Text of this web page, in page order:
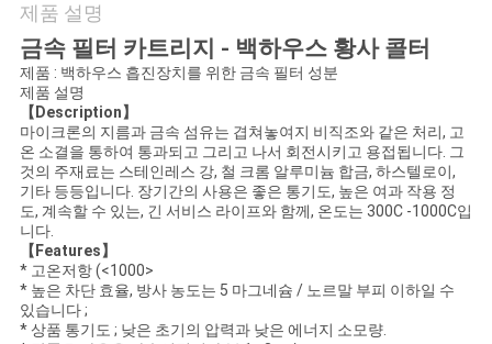
리
연
락
주
세
요
제품 설명
금속 필터 카트리지 - 백하우스 황사 콜터
제품 : 백하우스 흡진장치를 위한 금속 필터 성분
제품 설명
【Description】
마이크론의 지름과 금속 섬유는 겹쳐놓여지 비직조와 같은 처리, 고
온 소결을 통하여 통과되고 그리고 나서 회전시키고 용접됩니다. 그
것의 주재료는 스테인레스 강, 철 크롬 알루미늄 합금, 하스텔로이,
기타 등등입니다. 장기간의 사용은 좋은 통기도, 높은 여과 작용 정
도, 계속할 수 있는, 긴 서비스 라이프와 함께, 온도는 300C -1000C입
니다.
【Features】
* 고온저항 (<1000>
* 높은 차단 효율, 방사 농도는 5 마그네슘 / 노르말 부피 이하일 수
있습니다 ;
* 상품 통기도 ; 낮은 초기의 압력과 낮은 에너지 소모량.